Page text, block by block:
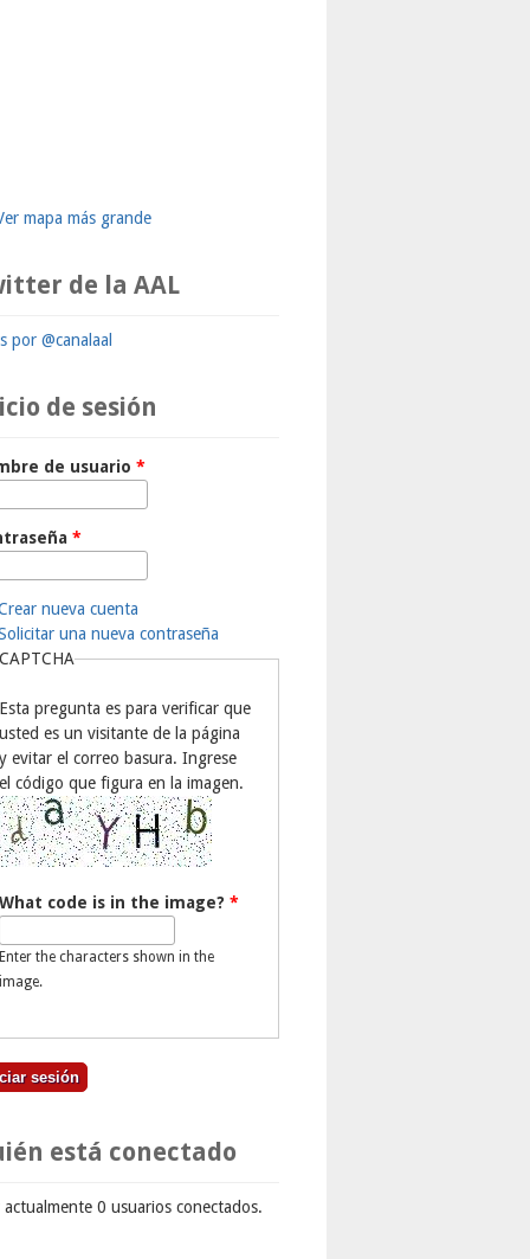
mapa más grande
de la AAL
por @canalaal
de sesión
de usuario *
*
nueva cuenta
una nueva contraseña
Esta pregunta es para verificar que
usted es un visitante de la página
y evitar el correo basura. Ingrese
el código que figura en la imagen.
What code is in the image? *
Enter the characters shown in the
image.
está conectado
actualmente 0 usuarios conectados.